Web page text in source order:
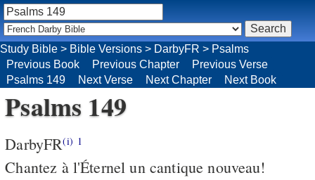
Study Bible > Bible Versions > DarbyFR > Psalms
Previous Book
Previous Chapter
Previous Verse
Psalms 149
Next Verse Next Chapter Next Book
Psalms 149
DarbyFR(i) 1
Chantez à l'Éternel un cantique nouveau!